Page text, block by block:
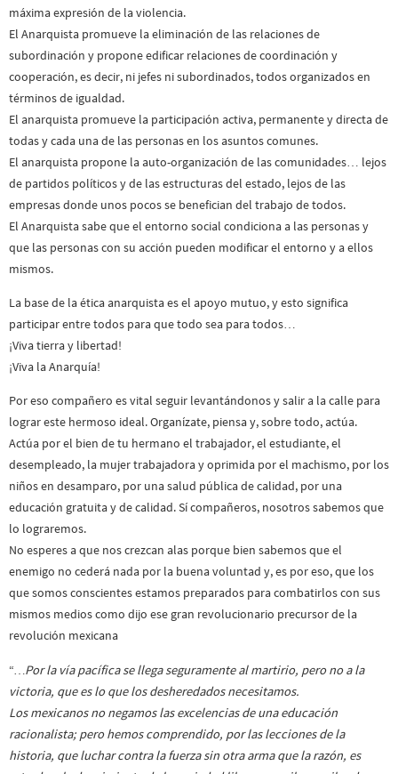
máxima expresión de la violencia.
El Anarquista promueve la eliminación de las relaciones de
subordinación y propone edificar relaciones de coordinación y
cooperación, es decir, ni jefes ni subordinados, todos organizados en
términos de igualdad.
El anarquista promueve la participación activa, permanente y directa de
todas y cada una de las personas en los asuntos comunes.
El anarquista propone la auto-organización de las comunidades… lejos
de partidos políticos y de las estructuras del estado, lejos de las
empresas donde unos pocos se benefician del trabajo de todos.
El Anarquista sabe que el entorno social condiciona a las personas y
que las personas con su acción pueden modificar el entorno y a ellos
mismos.
La base de la ética anarquista es el apoyo mutuo, y esto significa
participar entre todos para que todo sea para todos…
¡Viva tierra y libertad!
¡Viva la Anarquía!
Por eso compañero es vital seguir levantándonos y salir a la calle para
lograr este hermoso ideal. Organízate, piensa y, sobre todo, actúa.
Actúa por el bien de tu hermano el trabajador, el estudiante, el
desempleado, la mujer trabajadora y oprimida por el machismo, por los
niños en desamparo, por una salud pública de calidad, por una
educación gratuita y de calidad. Sí compañeros, nosotros sabemos que
lo lograremos.
No esperes a que nos crezcan alas porque bien sabemos que el
enemigo no cederá nada por la buena voluntad y, es por eso, que los
que somos conscientes estamos preparados para combatirlos con sus
mismos medios como dijo ese gran revolucionario precursor de la
revolución mexicana
“…Por la vía pacífica se llega seguramente al martirio, pero no a la
victoria, que es lo que los desheredados necesitamos.
Los mexicanos no negamos las excelencias de una educación
racionalista; pero hemos comprendido, por las lecciones de la
historia, que luchar contra la fuerza sin otra arma que la razón, es